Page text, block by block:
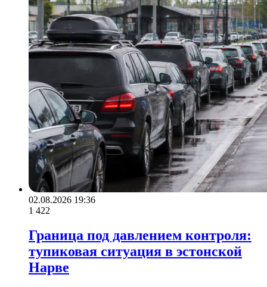
02.08.2026 19:36
1 422
Граница под давлением контроля:
тупиковая ситуация в эстонской
Нарве